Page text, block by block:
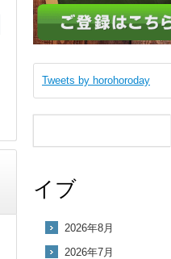
Tweets by horohoroday
イブ
2026年8月
2026年7月